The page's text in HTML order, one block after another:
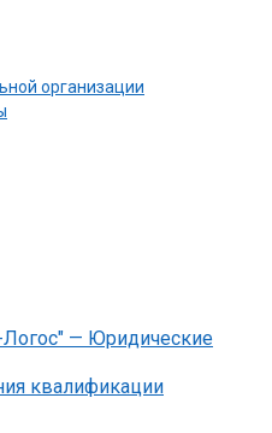
организации